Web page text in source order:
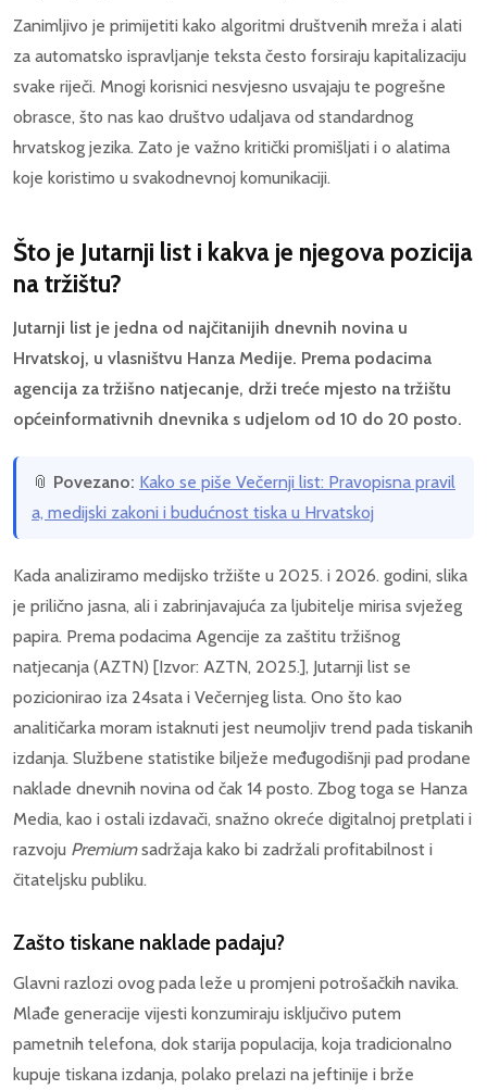
Zanimljivo je primijetiti kako algoritmi društvenih mreža i alati
za automatsko ispravljanje teksta često forsiraju kapitalizaciju
svake riječi. Mnogi korisnici nesvjesno usvajaju te pogrešne
obrasce, što nas kao društvo udaljava od standardnog
hrvatskog jezika. Zato je važno kritički promišljati i o alatima
koje koristimo u svakodnevnoj komunikaciji.
Što je Jutarnji list i kakva je njegova pozicija
na tržištu?
Jutarnji list je jedna od najčitanijih dnevnih novina u
Hrvatskoj, u vlasništvu Hanza Medije. Prema podacima
agencija za tržišno natjecanje, drži treće mjesto na tržištu
općeinformativnih dnevnika s udjelom od 10 do 20 posto.
📎 Povezano: Kako se piše Večernji list: Pravopisna pravil
a, medijski zakoni i budućnost tiska u Hrvatskoj
Kada analiziramo medijsko tržište u 2025. i 2026. godini, slika
je prilično jasna, ali i zabrinjavajuća za ljubitelje mirisa svježeg
papira. Prema podacima Agencije za zaštitu tržišnog
natjecanja (AZTN) [Izvor: AZTN, 2025.], Jutarnji list se
pozicionirao iza 24sata i Večernjeg lista. Ono što kao
analitičarka moram istaknuti jest neumoljiv trend pada tiskanih
izdanja. Službene statistike bilježe međugodišnji pad prodane
naklade dnevnih novina od čak 14 posto. Zbog toga se Hanza
Media, kao i ostali izdavači, snažno okreće digitalnoj pretplati i
razvoju Premiumsadržaja kako bi zadržali profitabilnost i
čitateljsku publiku.
Zašto tiskane naklade padaju?
Glavni razlozi ovog pada leže u promjeni potrošačkih navika.
Mlađe generacije vijesti konzumiraju isključivo putem
pametnih telefona, dok starija populacija, koja tradicionalno
kupuje tiskana izdanja, polako prelazi na jeftinije i brže